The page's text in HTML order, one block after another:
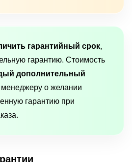
гарантийный срок,
гарантию. Стоимость
дополнительный
о желании
гарантию при